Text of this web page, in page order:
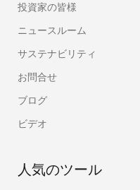
投資家の皆様
ニュースルーム
サステナビリティ
お問合せ
ブログ
ビデオ
人気のツール